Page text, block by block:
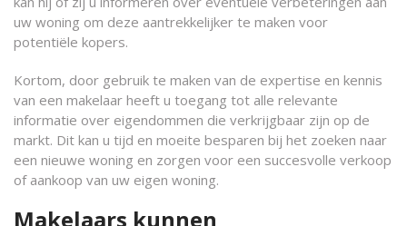
uw woning om deze aantrekkelijker te maken voor
potentiële kopers.
Kortom, door gebruik te maken van de expertise en kennis
van een makelaar heeft u toegang tot alle relevante
informatie over eigendommen die verkrijgbaar zijn op de
markt. Dit kan u tijd en moeite besparen bij het zoeken naar
een nieuwe woning en zorgen voor een succesvolle verkoop
of aankoop van uw eigen woning.
Makelaars kunnen